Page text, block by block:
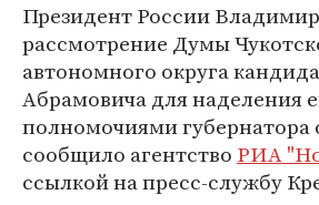
Президент России
рассмотрение Думы
автономного округа
Абрамовича для наделения
полномочиями губернатора
сообщило агентство РИА
ссылкой на пресс-службу